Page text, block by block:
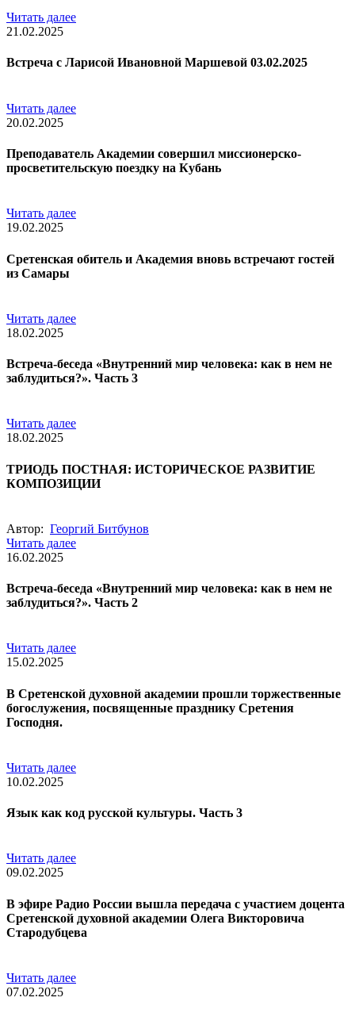
Читать далее
21.02.2025
Встреча с Ларисой Ивановной Маршевой 03.02.2025
Читать далее
20.02.2025
Преподаватель Академии совершил миссионерско-
просветительскую поездку на Кубань
Читать далее
19.02.2025
Сретенская обитель и Академия вновь встречают гостей
из Самары
Читать далее
18.02.2025
Встреча-беседа «Внутренний мир человека: как в нем не
заблудиться?». Часть 3
Читать далее
18.02.2025
ТРИОДЬ ПОСТНАЯ: ИСТОРИЧЕСКОЕ РАЗВИТИЕ
КОМПОЗИЦИИ
Автор: Георгий Битбунов
Читать далее
16.02.2025
Встреча-беседа «Внутренний мир человека: как в нем не
заблудиться?». Часть 2
Читать далее
15.02.2025
В Сретенской духовной академии прошли торжественные
богослужения, посвященные празднику Сретения
Господня.
Читать далее
10.02.2025
Язык как код русской культуры. Часть 3
Читать далее
09.02.2025
В эфире Радио России вышла передача с участием доцента
Сретенской духовной академии Олега Викторовича
Стародубцева
Читать далее
07.02.2025